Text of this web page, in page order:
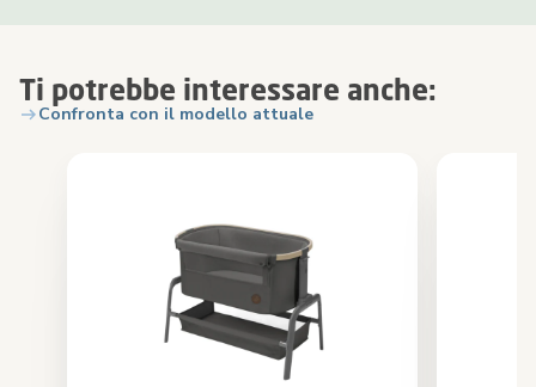
Ti potrebbe interessare anche:
Confronta con il modello attuale